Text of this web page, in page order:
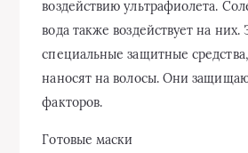
воздействию ультрафиолета.
вода также воздействует на них.
специальные защитные
наносят на волосы. Они
факторов.
Готовые маски